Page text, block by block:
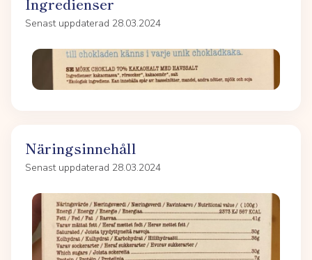
Senast uppdaterad 28.03.2024
Näringsinnehåll
Senast uppdaterad 28.03.2024